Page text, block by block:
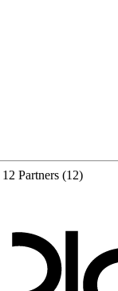
12 Partners (12)